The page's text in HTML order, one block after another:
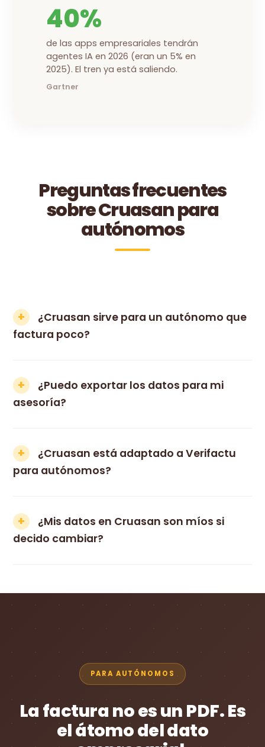
40%
de las apps empresariales tendrán
agentes IA en 2026 (eran un 5% en
2025). El tren ya está saliendo.
Gartner
Preguntas frecuentes
sobre Cruasan para
autónomos
¿Cruasan sirve para un autónomo que
factura poco?
¿Puedo exportar los datos para mi
asesoría?
¿Cruasan está adaptado a Verifactu
para autónomos?
¿Mis datos en Cruasan son míos si
decido cambiar?
PARA AUTÓNOMOS
La factura no es un PDF. Es
el átomo del dato